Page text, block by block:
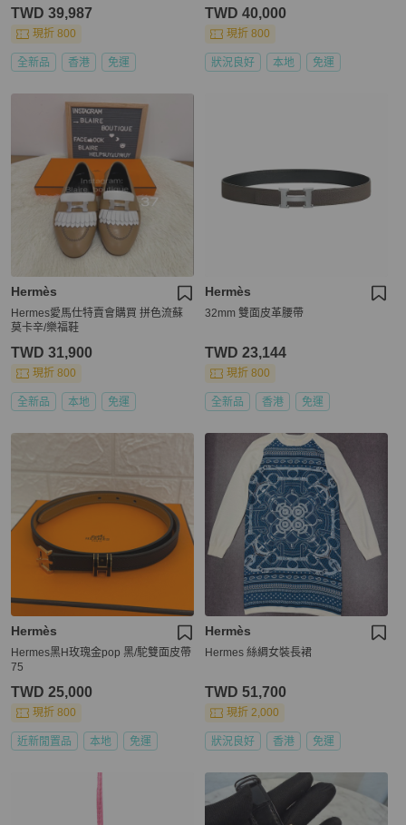
TWD 39,987
現折 800
全新品 香港 免運
TWD 40,000
現折 800
狀況良好 本地 免運
Hermès
Hermes愛馬仕特賣會購買 拼色流蘇
莫卡辛/樂福鞋
TWD 31,900
現折 800
全新品 本地 免運
Hermès
32mm 雙面皮革腰帶
TWD 23,144
現折 800
全新品 香港 免運
Hermès
Hermes黑H玫瑰金pop 黑/駝雙面皮帶
75
TWD 25,000
現折 800
近新閒置品 本地 免運
Hermès
Hermes 絲綢女裝長裙
TWD 51,700
現折 2,000
狀況良好 香港 免運